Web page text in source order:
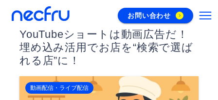
お問い合わせ
YouTubeショートは動画広告だ！
埋め込み活用でお店を“検索で選ば
れる店”に！
動画配信・ライブ配信